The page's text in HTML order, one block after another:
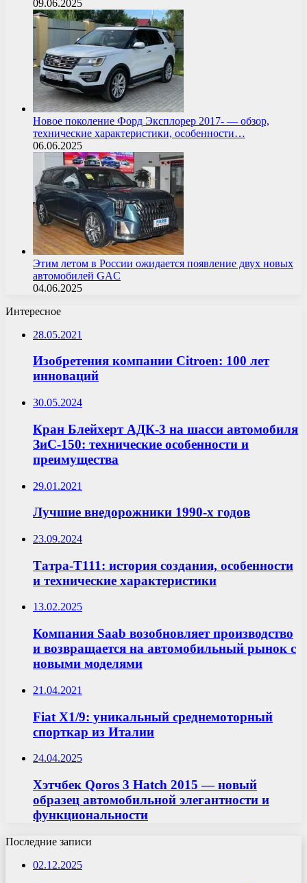
09.06.2025
Новое поколение Форд Эксплорер 2017- — обзор,
технические характеристики, особенности…
06.06.2025
Этим летом в России ожидается появление двух новых
автомобилей GAC
04.06.2025
Интересное
28.05.2021
Изобретения компании Citroen: 100 лет
инноваций
30.05.2024
Кран Блейхерт АДК-3 на шасси автомобиля
ЗиС-150: технические особенности и
преимущества
29.01.2021
Лучшие внедорожники 1990-х годов
23.09.2024
Татра-Т111: история создания, особенности
и технические характеристики
13.02.2025
Компания Saab возобновляет производство
и возвращается на автомобильный рынок с
новыми моделями
21.04.2021
Fiat X1/9: уникальный среднемоторный
спорткар из Италии
24.04.2025
Хэтчбек Qoros 3 Hatch 2015 — новый
образец автомобильной элегантности и
функциональности
Последние записи
02.12.2025